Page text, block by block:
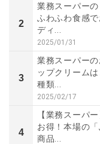
2
業務スーパー
ふわふわ食感
ディ...
2025/01/31
3
業務スーパー
ップクリーム
種類...
2025/02/17
4
【業務スーパ
お得！本場の
商品...